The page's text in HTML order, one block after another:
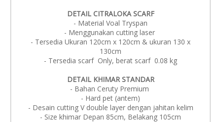
DETAIL CITRALOKA SCARF
- Material Voal Tryspan
- Menggunakan cutting laser
- Tersedia Ukuran 120cm x 120cm & ukuran 130 x
130cm
- Tersedia scarf Only, berat scarf 0.08 kg
DETAIL KHIMAR STANDAR
- Bahan Ceruty Premium
- Hard pet (antem)
- Desain cutting V double layer dengan jahitan kelim
- Size khimar Depan 85cm, Belakang 105cm